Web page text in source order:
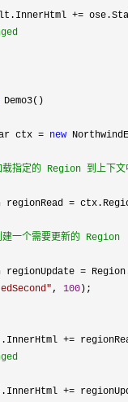
+=
Demo3()
ctx = new
载指定的 Region 到上下文
=
建一个需要更新的 Region
=
", 100 );
+=
+=